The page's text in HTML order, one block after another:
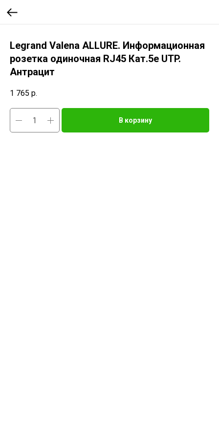
Legrand Valena ALLURE. Информационная
розетка одиночная RJ45 Кат.5е UTP.
Антрацит
1 765 р.
В корзину